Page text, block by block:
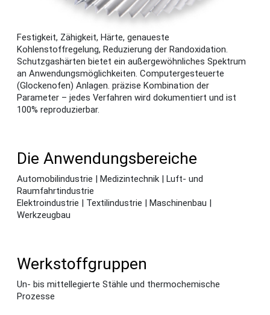
Festigkeit, Zähigkeit, Härte, genaueste
Kohlenstoffregelung, Reduzierung der Randoxidation.
Schutzgashärten bietet ein außergewöhnliches Spektrum
an Anwendungsmöglichkeiten. Computergesteuerte
(Glockenofen) Anlagen. präzise Kombination der
Parameter – jedes Verfahren wird dokumentiert und ist
100% reproduzierbar.
Die Anwendungsbereiche
Automobilindustrie | Medizintechnik | Luft- und
Raumfahrtindustrie
Elektroindustrie | Textilindustrie | Maschinenbau |
Werkzeugbau
Werkstoffgruppen
Un- bis mittellegierte Stähle und thermochemische
Prozesse